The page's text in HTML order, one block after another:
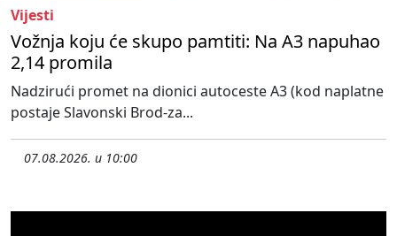
Vijesti
Vožnja koju će skupo pamtiti: Na A3 napuhao
2,14 promila
Nadzirući promet na dionici autoceste A3 (kod naplatne
postaje Slavonski Brod-za...
07.08.2026. u 10:00